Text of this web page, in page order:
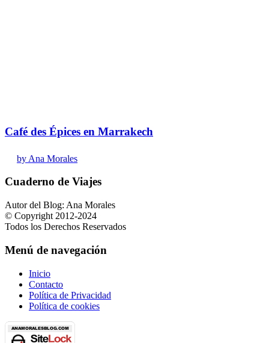
Café des Épices en Marrakech
by Ana Morales
Cuaderno de Viajes
Autor del Blog: Ana Morales
© Copyright 2012-2024
Todos los Derechos Reservados
Menú de navegación
Inicio
Contacto
Política de Privacidad
Política de cookies